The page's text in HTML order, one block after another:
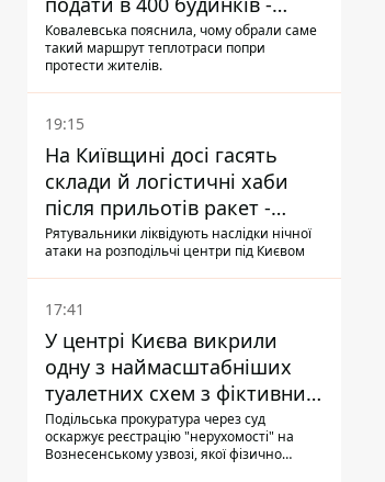
депутатка Київради
Ковалевська пояснила, чому обрали саме
такий маршрут теплотраси попри
протести жителів.
19:15
На Київщині досі гасять
склади й логістичні хаби
після прильотів ракет -
ДСНС
Рятувальники ліквідують наслідки нічної
атаки на розподільчі центри під Києвом
17:41
У центрі Києва викрили
одну з наймасштабніших
туалетних схем з фіктивним
будинком
Подільська прокуратура через суд
оскаржує реєстрацію "нерухомості" на
Вознесенському узвозі, якої фізично